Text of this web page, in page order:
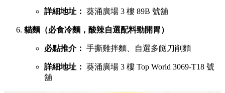
詳細地址： 葵涌廣場 3 樓 89B 號舖
貓麵（必食冷麵，酸辣自選配料勁開胃）
必點推介： 手撕雞拌麵、自選多餸刀削麵
詳細地址： 葵涌廣場 3 樓 Top World 3069-T18 號
舖